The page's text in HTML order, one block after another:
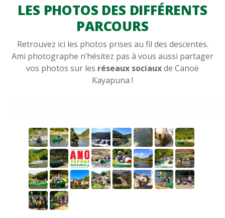
LES PHOTOS DES DIFFÉRENTS
PARCOURS
Retrouvez ici les photos prises au fil des descentes.
Ami photographe n’hésitez pas à vous aussi partager
vos photos sur les réseaux sociauxde Canoë
Kayapuna !